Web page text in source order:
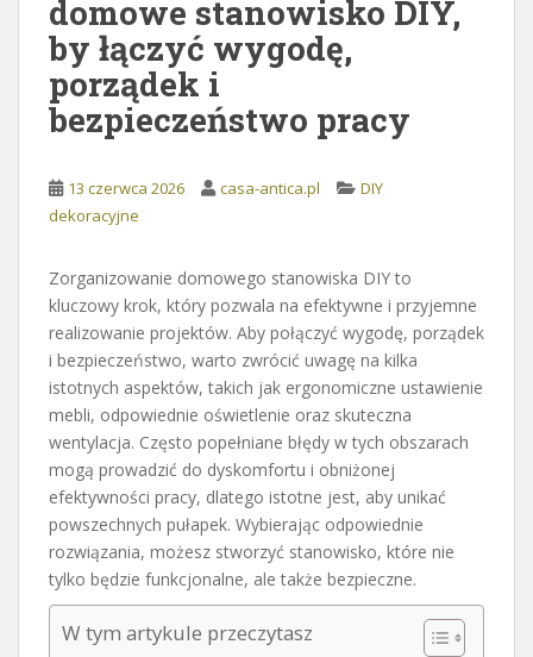
domowe stanowisko DIY,
by łączyć wygodę,
porządek i
bezpieczeństwo pracy
13 czerwca 2026 casa-antica.pl
DIY
dekoracyjne
Zorganizowanie domowego stanowiska DIY to
kluczowy krok, który pozwala na efektywne i przyjemne
realizowanie projektów. Aby połączyć wygodę, porządek
i bezpieczeństwo, warto zwrócić uwagę na kilka
istotnych aspektów, takich jak ergonomiczne ustawienie
mebli, odpowiednie oświetlenie oraz skuteczna
wentylacja. Często popełniane błędy w tych obszarach
mogą prowadzić do dyskomfortu i obniżonej
efektywności pracy, dlatego istotne jest, aby unikać
powszechnych pułapek. Wybierając odpowiednie
rozwiązania, możesz stworzyć stanowisko, które nie
tylko będzie funkcjonalne, ale także bezpieczne.
W tym artykule przeczytasz